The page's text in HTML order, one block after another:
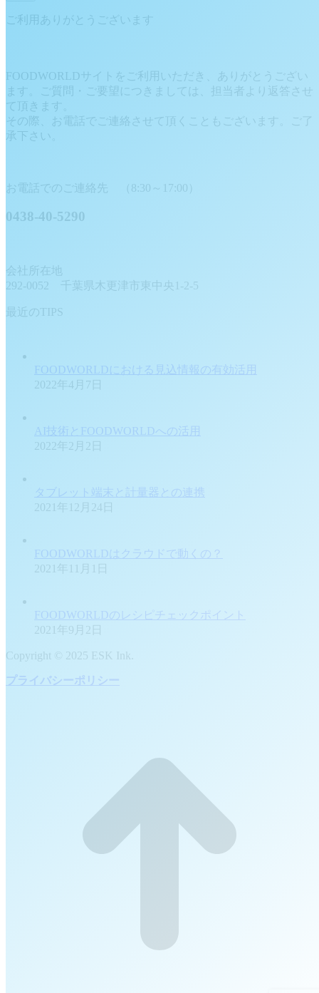
ご利用ありがとうございます
FOODWORLDサイトをご利用いただき、ありがとうござい
ます。ご質問・ご要望につきましては、担当者より返答させ
て頂きます。
その際、お電話でご連絡させて頂くこともございます。ご了
承下さい。
お電話でのご連絡先 （8:30～17:00）
0438-40-5290
会社所在地
292-0052 千葉県木更津市東中央1-2-5
最近のTIPS
FOODWORLDにおける見込情報の有効活用
2022年4月7日
AI技術とFOODWORLDへの活用
2022年2月2日
タブレット端末と計量器との連携
2021年12月24日
FOODWORLDはクラウドで動くの？
2021年11月1日
FOODWORLDのレシピチェックポイント
2021年9月2日
Copyright © 2025 ESK Ink.
プライバシーポリシー